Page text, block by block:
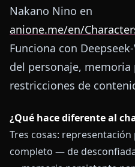
Nakano Nino en
anione.me/en/
Funciona con
del personaje,
restricciones de
¿Qué hace diferente al
Tres cosas:
completo — de